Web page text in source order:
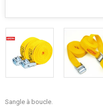
Sangle à boucle.